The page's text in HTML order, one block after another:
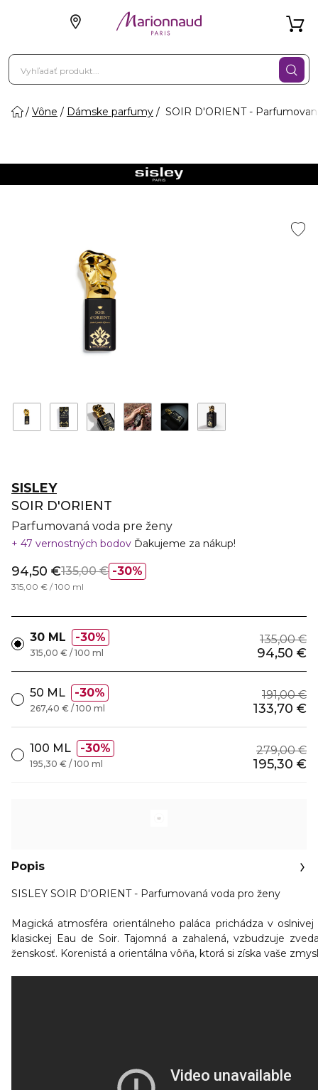
Vône Dámske parfumy SOIR D'ORIENT -
SISLEY
SOIR D'ORIENT
Parfumovaná voda pre ženy
47 vernostných bodov Ďakujeme za nákup!
30%
94,50 €135,00 €
315,00 € / 100 ml
30 ML 30% 135,00 €
94,50 €
315,00 € / 100 ml
50 ML 30% 191,00 €
133,70 €
267,40 € / 100 ml
100 ML 30% 279,00 €
195,30 €
195,30 € / 100 ml
Popis
SISLEY SOIR D'ORIENT - Parfumovaná voda pro ženy
Magická atmosféra orientálneho paláca prichádza v
klasickej Eau de Soir. Tajomná a zahalená, vzbudzuje
ženskosť. Korenistá a orientálna vôňa, ktorá si získa vaše